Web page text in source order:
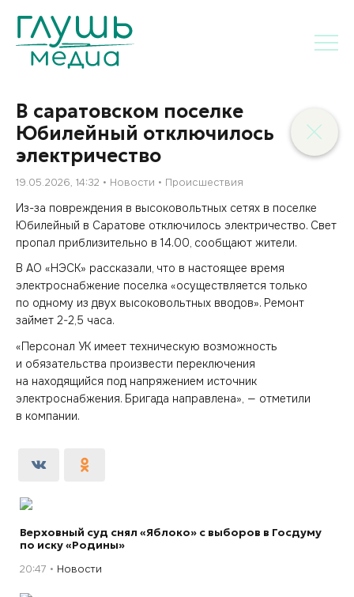
В саратовском поселке
Юбилейный отключилось
электричество
19.05.2026, 14:32 Новости Происшествия
Из-за повреждения в высоковольтных сетях в поселке
Юбилейный в Саратове отключилось электричество. Свет
пропал приблизительно в 14.00, сообщают жители.
В АО «НЭСК» рассказали, что в настоящее время
электроснабжение поселка «осуществляется только
по одному из двух высоковольтных вводов». Ремонт
займет 2-2,5 часа.
«Персонал УК имеет техническую возможность
и обязательства произвести переключения
на находящийся под напряжением источник
электроснабжения. Бригада направлена», — отметили
в компании.
Верховный суд снял «Яблоко» с выборов в Госдуму
по иску «Родины»
20:47 Новости